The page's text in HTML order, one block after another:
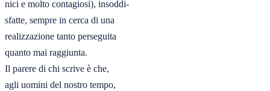
nici e molto contagiosi), insoddi-
sfatte, sempre in cerca di una
realizzazione tanto perseguita
quanto mai raggiunta.
Il parere di chi scrive è che,
agli uomini del nostro tempo,